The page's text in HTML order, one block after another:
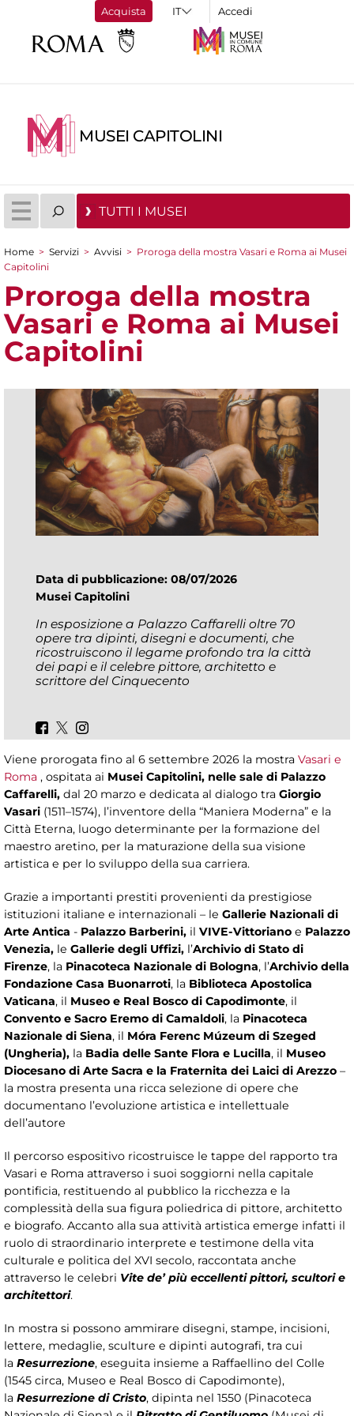
Acquista Accedi
MUSEI CAPITOLINI
TUTTI I MUSEI
Tu sei qui
Home > Servizi > Avvisi > Proroga della mostra Vasari e Roma ai Musei
Capitolini
Proroga della mostra
Vasari e Roma ai Musei
Capitolini
Data di pubblicazione: 08/07/2026
Musei Capitolini
In esposizione a Palazzo Caffarelli oltre 70
opere tra dipinti, disegni e documenti, che
ricostruiscono il legame profondo tra la città
dei papi e il celebre pittore, architetto e
scrittore del Cinquecento
Viene prorogata fino al 6 settembre 2026 la mostra Vasari e
Roma , ospitata ai Musei Capitolini, nelle sale di Palazzo
Caffarelli, dal 20 marzo e dedicata al dialogo tra Giorgio
Vasari (1511–1574), l’inventore della “Maniera Moderna” e la
Città Eterna, luogo determinante per la formazione del
maestro aretino, per la maturazione della sua visione
artistica e per lo sviluppo della sua carriera.
Grazie a importanti prestiti provenienti da prestigiose
istituzioni italiane e internazionali – le Gallerie Nazionali di
Arte Antica - Palazzo Barberini, il VIVE-Vittoriano e Palazzo
Venezia, le Gallerie degli Uffizi, l’Archivio di Stato di
Firenze, la Pinacoteca Nazionale di Bologna, l’Archivio della
Fondazione Casa Buonarroti, la Biblioteca Apostolica
Vaticana, il Museo e Real Bosco di Capodimonte, il
Convento e Sacro Eremo di Camaldoli, la Pinacoteca
Nazionale di Siena, il Móra Ferenc Múzeum di Szeged
(Ungheria), la Badia delle Sante Flora e Lucilla, il Museo
Diocesano di Arte Sacra e la Fraternita dei Laici di Arezzo –
la mostra presenta una ricca selezione di opere che
documentano l’evoluzione artistica e intellettuale
dell’autore
Il percorso espositivo ricostruisce le tappe del rapporto tra
Vasari e Roma attraverso i suoi soggiorni nella capitale
pontificia, restituendo al pubblico la ricchezza e la
complessità della sua figura poliedrica di pittore, architetto
e biografo. Accanto alla sua attività artistica emerge infatti il
ruolo di straordinario interprete e testimone della vita
culturale e politica del XVI secolo, raccontata anche
attraverso le celebri Vite de’ più eccellenti pittori, scultori e
architettori.
In mostra si possono ammirare disegni, stampe, incisioni,
lettere, medaglie, sculture e dipinti autografi, tra cui
la Resurrezione, eseguita insieme a Raffaellino del Colle
(1545 circa, Museo e Real Bosco di Capodimonte),
la Resurrezione di Cristo, dipinta nel 1550 (Pinacoteca